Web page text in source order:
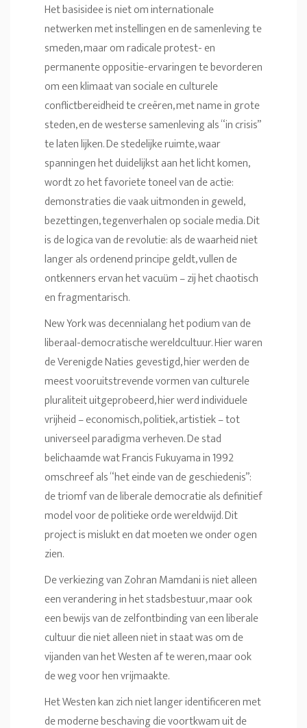
Het basisidee is niet om internationale
netwerken met instellingen en de samenleving te
smeden, maar om radicale protest- en
permanente oppositie-ervaringen te bevorderen
om een klimaat van sociale en culturele
conflictbereidheid te creëren, met name in grote
steden, en de westerse samenleving als “in crisis”
te laten lijken. De stedelijke ruimte, waar
spanningen het duidelijkst aan het licht komen,
wordt zo het favoriete toneel van de actie:
demonstraties die vaak uitmonden in geweld,
bezettingen, tegenverhalen op sociale media. Dit
is de logica van de revolutie: als de waarheid niet
langer als ordenend principe geldt, vullen de
ontkenners ervan het vacuüm – zij het chaotisch
en fragmentarisch.
New York was decennialang het podium van de
liberaal-democratische wereldcultuur. Hier waren
de Verenigde Naties gevestigd, hier werden de
meest vooruitstrevende vormen van culturele
pluraliteit uitgeprobeerd, hier werd individuele
vrijheid – economisch, politiek, artistiek – tot
universeel paradigma verheven. De stad
belichaamde wat Francis Fukuyama in 1992
omschreef als “het einde van de geschiedenis”:
de triomf van de liberale democratie als definitief
model voor de politieke orde wereldwijd. Dit
project is mislukt en dat moeten we onder ogen
zien.
De verkiezing van Zohran Mamdani is niet alleen
een verandering in het stadsbestuur, maar ook
een bewijs van de zelfontbinding van een liberale
cultuur die niet alleen niet in staat was om de
vijanden van het Westen af te weren, maar ook
de weg voor hen vrijmaakte.
Het Westen kan zich niet langer identificeren met
de moderne beschaving die voortkwam uit de